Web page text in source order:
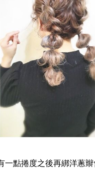
一點捲度之後再綁洋蔥